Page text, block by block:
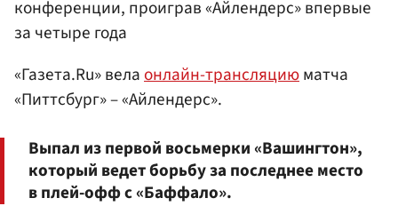
конференции, проиграв «Айлендерс» впервые
за четыре года
«Газета.Ru» велаонлайн-трансляциюматча
«Питтсбург» – «Айлендерс».
Выпал из первой восьмерки «Вашингтон»,
который ведет борьбу за последнее место
в плей-офф с «Баффало».